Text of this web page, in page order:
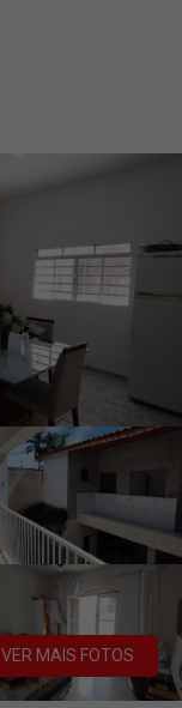
VER MAIS FOTOS